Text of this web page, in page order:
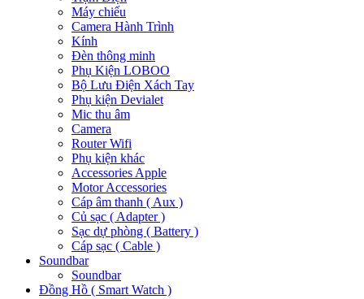
Máy chiếu
Camera Hành Trình
Kính
Đèn thông minh
Phụ Kiện LOBOO
Bộ Lưu Điện Xách Tay
Phụ kiện Devialet
Mic thu âm
Camera
Router Wifi
Phụ kiện khác
Accessories Apple
Motor Accessories
Cáp âm thanh ( Aux )
Củ sạc ( Adapter )
Sạc dự phòng ( Battery )
Cáp sạc ( Cable )
Soundbar
Soundbar
Đồng Hồ ( Smart Watch )